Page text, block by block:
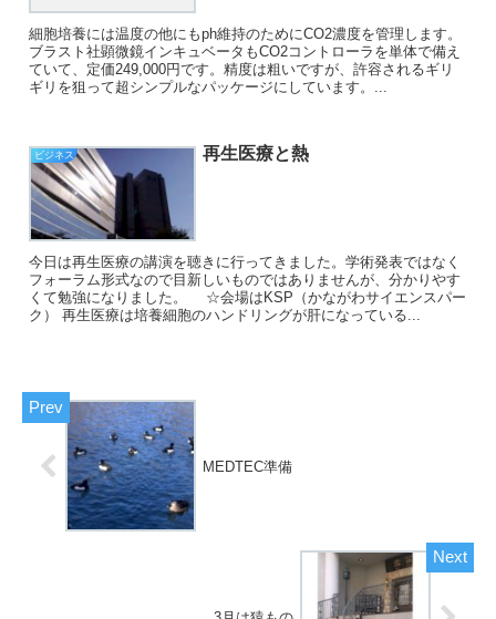
細胞培養には温度の他にもph維持のためにCO2濃度を管理します。
ブラスト社顕微鏡インキュベータもCO2コントローラを単体で備え
ていて、定価249,000円です。精度は粗いですが、許容されるギリ
ギリを狙って超シンプルなパッケージにしています。...
ビジネス 再生医療と熱
今日は再生医療の講演を聴きに行ってきました。学術発表ではなく
フォーラム形式なので目新しいものではありませんが、分かりやす
くて勉強になりました。 ☆会場はKSP（かながわサイエンスパー
ク） 再生医療は培養細胞のハンドリングが肝になっている...
MEDTEC準備